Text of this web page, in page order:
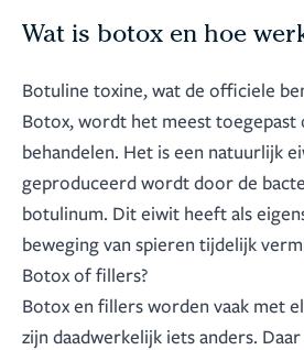
Wat is botox en hoe
Botuline toxine, wat de officiele
Botox, wordt het meest toegepast
behandelen. Het is een natuurlijk
geproduceerd wordt door de
botulinum. Dit eiwit heeft als
beweging van spieren tijdelijk
Botox of fillers?
Botox en fillers worden vaak met
zijn daadwerkelijk iets anders.